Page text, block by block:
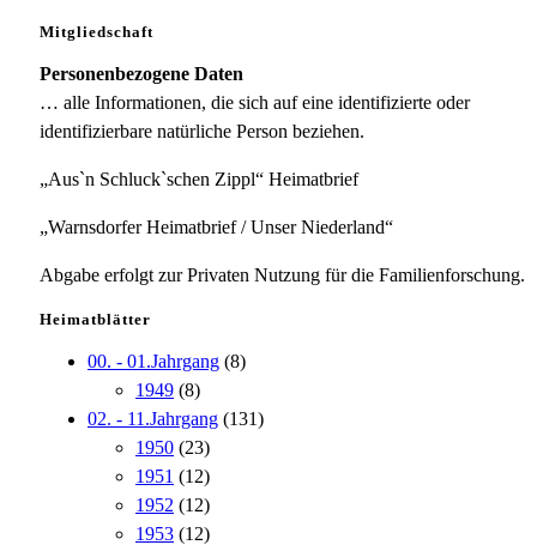
Mitgliedschaft
Personenbezogene Daten
… alle Informationen, die sich auf eine identifizierte oder
identifizierbare natürliche Person beziehen.
„Aus`n Schluck`schen Zippl“ Heimatbrief
„Warnsdorfer Heimatbrief / Unser Niederland“
Abgabe erfolgt zur Privaten Nutzung für die Familienforschung.
Heimatblätter
00. - 01.Jahrgang (8)
1949 (8)
02. - 11.Jahrgang (131)
1950 (23)
1951 (12)
1952 (12)
1953 (12)